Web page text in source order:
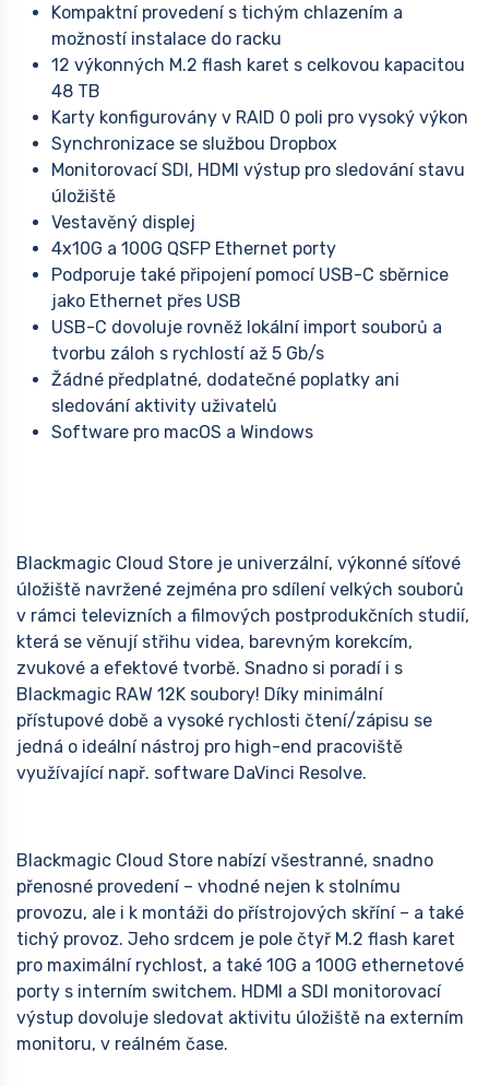
Kompaktní provedení s tichým chlazením a
možností instalace do racku
12 výkonných M.2 flash karet s celkovou kapacitou
48 TB
Karty konfigurovány v RAID 0 poli pro vysoký výkon
Synchronizace se službou Dropbox
Monitorovací SDI, HDMI výstup pro sledování stavu
úložiště
Vestavěný displej
4x10G a 100G QSFP Ethernet porty
Podporuje také připojení pomocí USB-C sběrnice
jako Ethernet přes USB
USB-C dovoluje rovněž lokální import souborů a
tvorbu záloh s rychlostí až 5 Gb/s
Žádné předplatné, dodatečné poplatky ani
sledování aktivity uživatelů
Software pro macOS a Windows
Blackmagic Cloud Store je univerzální, výkonné síťové
úložiště navržené zejména pro sdílení velkých souborů
v rámci televizních a filmových postprodukčních studií,
která se věnují střihu videa, barevným korekcím,
zvukové a efektové tvorbě. Snadno si poradí i s
Blackmagic RAW 12K soubory! Díky minimální
přístupové době a vysoké rychlosti čtení/zápisu se
jedná o ideální nástroj pro high-end pracoviště
využívající např. software DaVinci Resolve.
Blackmagic Cloud Store nabízí všestranné, snadno
přenosné provedení – vhodné nejen k stolnímu
provozu, ale i k montáži do přístrojových skříní – a také
tichý provoz. Jeho srdcem je pole čtyř M.2 flash karet
pro maximální rychlost, a také 10G a 100G ethernetové
porty s interním switchem. HDMI a SDI monitorovací
výstup dovoluje sledovat aktivitu úložiště na externím
monitoru, v reálném čase.